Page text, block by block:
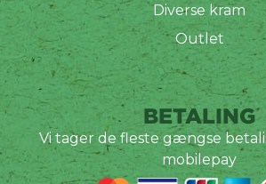
Diverse kram
Outlet
BETALING
Vi tager de fleste gængse
mobilepay